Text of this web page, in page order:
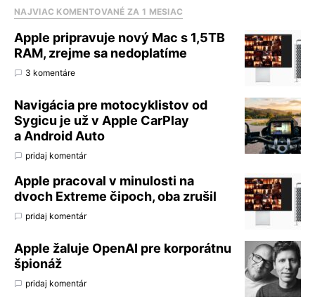
NAJVIAC KOMENTOVANÉ ZA 1 MESIAC
Apple pripravuje nový Mac s 1,5TB
RAM, zrejme sa nedoplatíme
3 komentáre
Navigácia pre motocyklistov od
Sygicu je už v Apple CarPlay
a Android Auto
pridaj komentár
Apple pracoval v minulosti na
dvoch Extreme čipoch, oba zrušil
pridaj komentár
Apple žaluje OpenAI pre korporátnu
špionáž
pridaj komentár